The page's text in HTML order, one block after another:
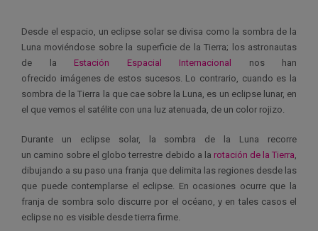
Desde el espacio, un eclipse solar se divisa como la sombra de la
Luna moviéndose sobre la superficie de la Tierra; los astronautas
de la Estación Espacial Internacional
nos han
ofrecido imágenes de estos sucesos. Lo contrario, cuando es la
sombra de la Tierra la que cae sobre la Luna, es un eclipse lunar, en
el que vemos el satélite con una luz atenuada, de un color rojizo.
Durante un eclipse solar, la sombra de la Luna recorre
un camino sobre el globo terrestre debido a la rotación de la Tierra
dibujando a su paso una franja que delimita las regiones desde las
que puede contemplarse el eclipse. En ocasiones ocurre que la
franja de sombra solo discurre por el océano, y en tales casos el
eclipse no es visible desde tierra firme.